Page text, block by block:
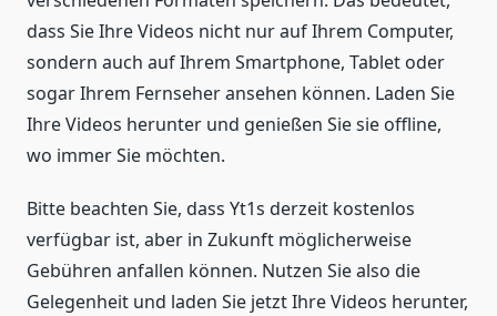
dass Sie Ihre Videos nicht nur auf Ihrem Computer,
sondern auch auf Ihrem Smartphone, Tablet oder
sogar Ihrem Fernseher ansehen können. Laden Sie
Ihre Videos herunter und genießen Sie sie offline,
wo immer Sie möchten.
Bitte beachten Sie, dass Yt1s derzeit kostenlos
verfügbar ist, aber in Zukunft möglicherweise
Gebühren anfallen können. Nutzen Sie also die
Gelegenheit und laden Sie jetzt Ihre Videos herunter,